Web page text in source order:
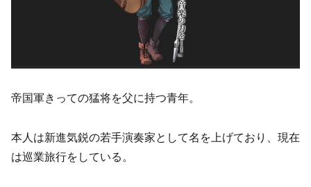
帝国軍きっての猛将を父に持つ青年。
本人は新進気鋭の若手演奏家として名を上げており、現在
は巡業旅行をしている。